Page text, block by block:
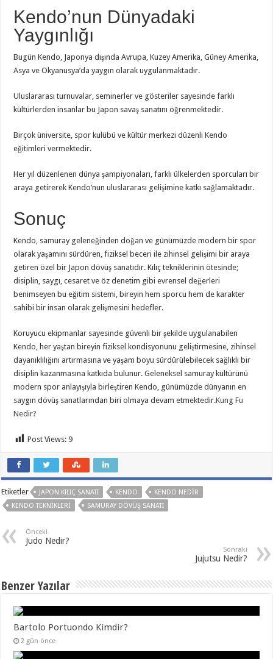
Kendo’nun Dünyadaki
Yaygınlığı
Bugün Kendo, Japonya dışında Avrupa, Kuzey Amerika, Güney Amerika,
Asya ve Okyanusya’da yaygın olarak uygulanmaktadır.
Uluslararası turnuvalar, seminerler ve gösteriler sayesinde farklı
kültürlerden insanlar bu Japon savaş sanatını öğrenmektedir.
Birçok üniversite, spor kulübü ve kültür merkezi düzenli Kendo
eğitimleri vermektedir.
Her yıl düzenlenen dünya şampiyonaları, farklı ülkelerden sporcuları bir
araya getirerek Kendo’nun uluslararası gelişimine katkı sağlamaktadır.
Sonuç
Kendo, samuray geleneğinden doğan ve günümüzde modern bir spor
olarak yaşamını sürdüren, fiziksel beceri ile zihinsel gelişimi bir araya
getiren özel bir Japon dövüş sanatıdır. Kılıç tekniklerinin ötesinde;
disiplin, saygı, cesaret ve öz denetim gibi evrensel değerleri
benimseyen bu eğitim sistemi, bireyin hem sporcu hem de karakter
sahibi bir insan olarak gelişmesini hedefler.
Koruyucu ekipmanlar sayesinde güvenli bir şekilde uygulanabilen
Kendo, her yaştan bireyin fiziksel kondisyonunu geliştirmesine, zihinsel
dayanıklılığını artırmasına ve yaşam boyu sürdürülebilecek sağlıklı bir
disiplin kazanmasına katkıda bulunur. Geleneksel samuray kültürünü
modern spor anlayışıyla birleştiren Kendo, günümüzde dünyanın en
saygın dövüş sanatlarından biri olmaya devam etmektedir.Kung Fu
Nedir?
Post Views: 9
Etiketler JAPON KILIÇ SANATI KENDO
KENDO NEDIR
KENDO TEKNIKLERI
SAMURAY DÖVÜŞ SANATI
Önceki
Judo Nedir?
Sonraki
Jujutsu Nedir?
Benzer Yazılar
Bartolo Portuondo Kimdir?
2 gün önce